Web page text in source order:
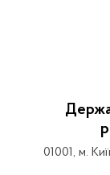
01001, м.